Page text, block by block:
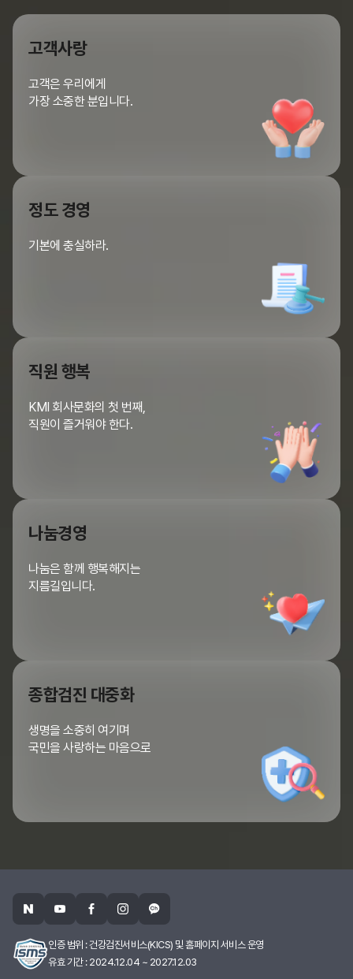
고객사랑
고객은 우리에게
가장 소중한 분입니다.
정도 경영
기본에 충실하라.
직원 행복
KMI 회사문화의 첫 번째,
직원이 즐거워야 한다.
나눔경영
나눔은 함께 행복해지는
지름길입니다.
종합검진 대중화
생명을 소중히 여기며
국민을 사랑하는 마음으로
인증 범위 : 건강검진서비스(KICS) 및 홈페이지 서비스 운영
유효 기간 : 2024.12.04 ~ 2027.12.03